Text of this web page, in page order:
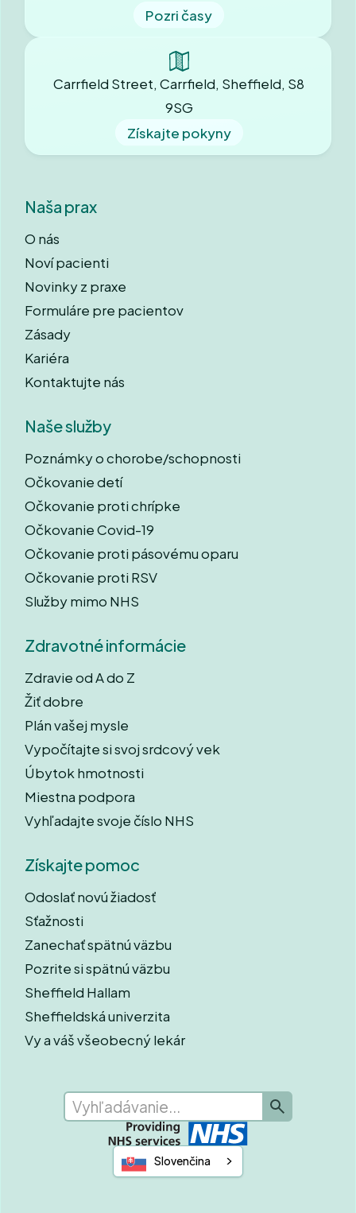
Pozri časy
Carrfield Street, Carrfield, Sheffield, S8
9SG
Získajte pokyny
Naša prax
O nás
Noví pacienti
Novinky z praxe
Formuláre pre pacientov
Zásady
Kariéra
Kontaktujte nás
Naše služby
Poznámky o chorobe/schopnosti
Očkovanie detí
Očkovanie proti chrípke
Očkovanie Covid-19
Očkovanie proti pásovému oparu
Očkovanie proti RSV
Služby mimo NHS
Zdravotné informácie
Zdravie od A do Z
Žiť dobre
Plán vašej mysle
Vypočítajte si svoj srdcový vek
Úbytok hmotnosti
Miestna podpora
Vyhľadajte svoje číslo NHS
Získajte pomoc
Odoslať novú žiadosť
Sťažnosti
Zanechať spätnú väzbu
Pozrite si spätnú väzbu
Sheffield Hallam
Sheffieldská univerzita
Vy a váš všeobecný lekár
Slovenčina